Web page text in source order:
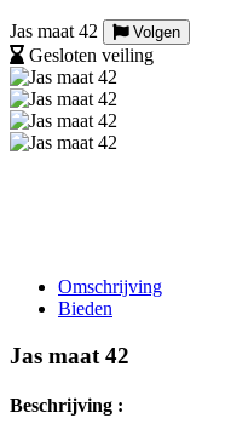
Jas maat 42 Volgen
Gesloten veiling
Omschrijving
Bieden
Jas maat 42
Beschrijving :